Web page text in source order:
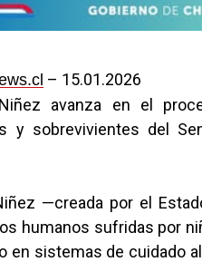
– 15.01.2026
avanza en el
y sobrevivientes del
—creada por el
humanos sufridas por
en sistemas de cuidado